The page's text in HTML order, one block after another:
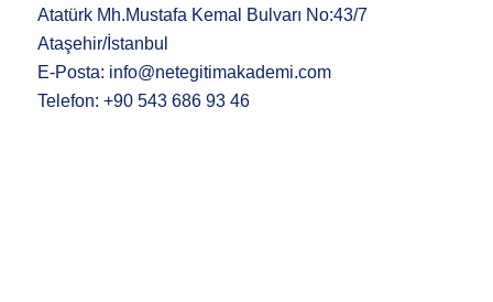
Atatürk Mh.Mustafa Kemal Bulvarı No:43/7
Ataşehir/İstanbul
E-Posta: info@netegitimakademi.com
Telefon: +90 543 686 93 46